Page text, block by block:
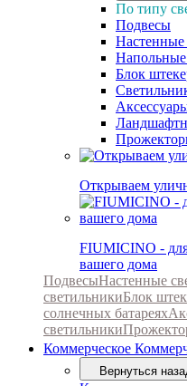
По типу
Подвесы
Настенные
Напольные
Блок
Открываем
FIUMICINO -
вашего дома
ПодвесыНастенные
светильникиБлок
солнечных батареях
светильники
Коммерческое
Вернуться